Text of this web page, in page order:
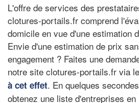
L'offre de services des
clotures-portails.fr comprend
domicile en vue d'une estimation
Envie d'une estimation de prix
engagement ? Faites une
notre site clotures-portails.fr via le
à cet effet. En quelques
obtenez une liste d'entreprises